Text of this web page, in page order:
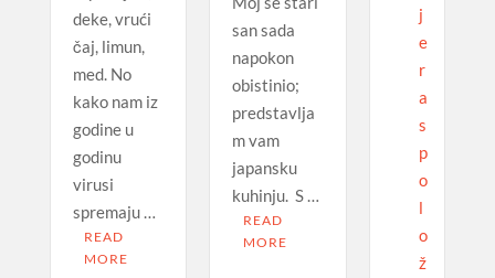
deke, vrući
čaj, limun,
med. No
kako nam iz
godine u
godinu
virusi
spremaju …
READ
MORE
san sada
napokon
obistinio;
predstavlja
m vam
japansku
kuhinju. S …
READ
MORE
j
e
r
a
s
p
o
l
o
ž